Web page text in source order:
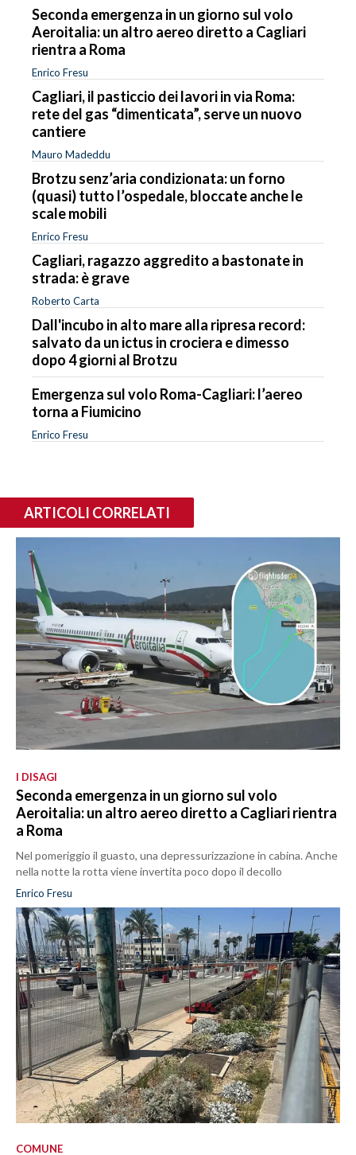
Seconda emergenza in un giorno sul volo
Aeroitalia: un altro aereo diretto a Cagliari
rientra a Roma
Enrico Fresu
Cagliari, il pasticcio dei lavori in via Roma:
rete del gas “dimenticata”, serve un nuovo
cantiere
Mauro Madeddu
Brotzu senz’aria condizionata: un forno
(quasi) tutto l’ospedale, bloccate anche le
scale mobili
Enrico Fresu
Cagliari, ragazzo aggredito a bastonate in
strada: è grave
Roberto Carta
Dall'incubo in alto mare alla ripresa record:
salvato da un ictus in crociera e dimesso
dopo 4 giorni al Brotzu
Emergenza sul volo Roma-Cagliari: l’aereo
torna a Fiumicino
Enrico Fresu
ARTICOLI CORRELATI
I DISAGI
Seconda emergenza in un giorno sul volo
Aeroitalia: un altro aereo diretto a Cagliari rientra
a Roma
Nel pomeriggio il guasto, una depressurizzazione in cabina. Anche
nella notte la rotta viene invertita poco dopo il decollo
Enrico Fresu
COMUNE